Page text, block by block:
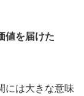
値を届けた
には大きな意味